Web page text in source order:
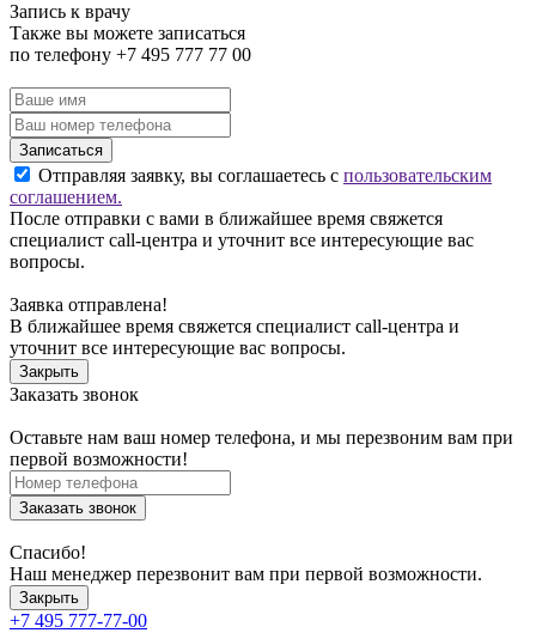
Запись к врачу
Также вы можете записаться
по телефону +7 495 777 77 00
Записаться
Отправляя заявку, вы соглашаетесь с пользовательским
соглашением.
После отправки с вами в ближайшее время свяжется
специалист call-центра и уточнит все интересующие вас
вопросы.
Заявка отправлена!
В ближайшее время свяжется специалист call-центра и
уточнит все интересующие вас вопросы.
Закрыть
Заказать звонок
Оставьте нам ваш номер телефона, и мы перезвоним вам при
первой возможности!
Заказать звонок
Спасибо!
Наш менеджер перезвонит вам при первой возможности.
Закрыть
+7 495 777-77-00